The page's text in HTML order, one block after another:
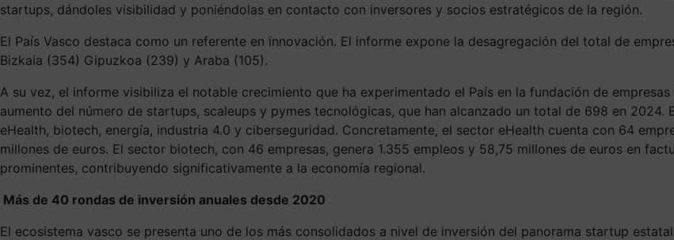
startups, dándoles visibilidad y poniéndolas en contacto con inversores y socios estratégicos de la región.
El País Vasco destaca como un referente en innovación. El informe expone la desagregación del total de
Bizkaia (354) Gipuzkoa (239) y Araba (105).
A su vez, el informe visibiliza el notable crecimiento que ha experimentado el País en la fundación de
aumento del número de startups, scaleups y pymes tecnológicas, que han alcanzado un total de 698 en
eHealth, biotech, energía, industria 4.0 y ciberseguridad. Concretamente, el sector eHealth cuenta con 64
millones de euros. El sector biotech, con 46 empresas, genera 1.355 empleos y 58,75 millones de euros en
prominentes, contribuyendo significativamente a la economía regional.
Más de 40 rondas de inversión anuales desde 2020
El ecosistema vasco se presenta uno de los más consolidados a nivel de inversión del panorama startup